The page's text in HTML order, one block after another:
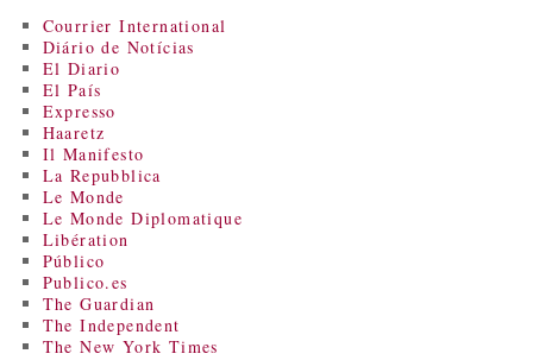
Courrier International
Diário de Notícias
El Diario
El País
Expresso
Haaretz
Il Manifesto
La Repubblica
Le Monde
Le Monde Diplomatique
Libération
Público
Publico.es
The Guardian
The Independent
The New York Times